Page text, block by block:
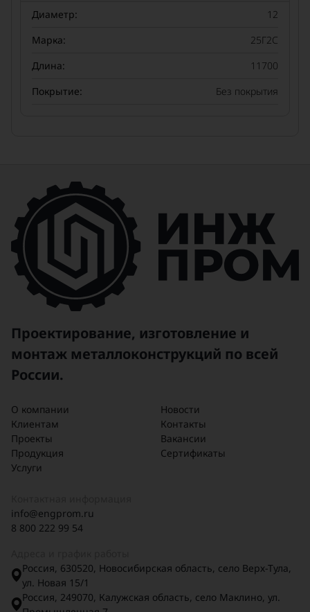
Диаметр:
12
Марка:
25Г2С
Длина:
11700
Покрытие:
Без покрытия
Проектирование, изготовление и
монтаж металлоконструкций по всей
России.
О компании
Клиентам
Проекты
Продукция
Услуги
Новости
Контакты
Вакансии
Сертификаты
info@engprom.ru
8 800 222 99 54
Россия, 630520, Новосибирская область, село Верх-Тула,
ул. Новая 15/1
Россия, 249070, Калужская область, село Маклино, ул.